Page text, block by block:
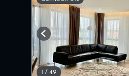
1 / 49
Previous